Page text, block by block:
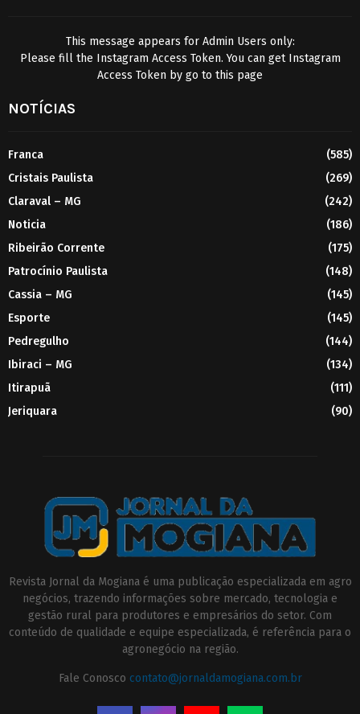
This message appears for Admin Users only:
Please fill the Instagram Access Token. You can get Instagram
Access Token by go to this page
NOTÍCIAS
Franca
(585)
Cristais Paulista
(269)
Claraval – MG
(242)
Noticia
(186)
Ribeirão Corrente
(175)
Patrocínio Paulista
(148)
Cassia – MG
(145)
Esporte
(145)
Pedregulho
(144)
Ibiraci – MG
(134)
Itirapuã
(111)
Jeriquara
(90)
Revista Jornal da Mogiana é uma publicação especializada em agro
negócios, trazendo informações sobre mercado, tecnologia e
gestão rural para produtores e empresários do setor. Com
conteúdo de qualidade e equipe especializada, é referência para o
agronegócio na região.
Fale Conosco contato@jornaldamogiana.com.br